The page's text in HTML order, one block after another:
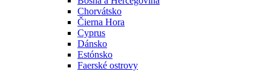
Chorvátsko
Čierna Hora
Cyprus
Dánsko
Estónsko
Faerské ostrovy